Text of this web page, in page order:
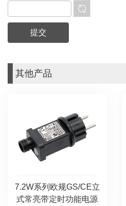
其他产品
7.2W系列欧规GS/CE立
式常亮带定时功能电源